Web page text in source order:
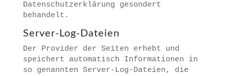
Datenschutzerklärung gesondert
behandelt.
Server-Log-Dateien
Der Provider der Seiten erhebt und
speichert automatisch Informationen in
so genannten Server-Log-Dateien, die